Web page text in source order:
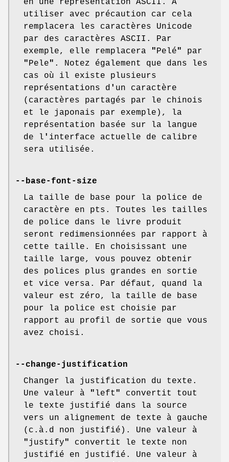
en une représentation ASCII. A
utiliser avec précaution car cela
remplacera les caractères Unicode
par des caractères ASCII. Par
exemple, elle remplacera
"Pelé"
par
"Pele" . Notez également que dans les
cas où il existe plusieurs
représentations d ' un caractère
(caractères partagés par le chinois
et le japonais par exemple), la
représentation basée sur la langue
de l ' interface actuelle de calibre
sera utilisée.
--base-font-size
La taille de base pour la police de
caractère en pts. Toutes les tailles
de police dans le livre produit
seront redimensionnées par rapport à
cette taille. En choisissant une
taille large, vous pouvez obtenir
des polices plus grandes en sortie
et vice versa. Par défaut, quand la
valeur est zéro, la taille de base
pour la police est choisie par
rapport au profil de sortie que vous
avez choisi.
--change-justification
Changer la justification du texte.
Une valeur à
" left "
convertit tout
le texte justifié dans la source
vers un alignement de texte à gauche
(c.à.d non justifié). Une valeur à
" justify"
convertit le texte non
justifié en justifié. Une valeur à